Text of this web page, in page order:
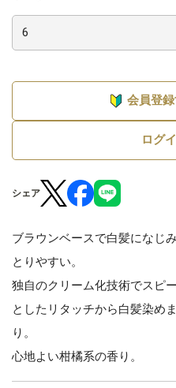
会員登録
ログ
シェア
ブラウンベースで白髪になじ
とりやすい。
独自のクリーム化技術でスピ
としたリタッチから白髪染め
り。
心地よい柑橘系の香り。